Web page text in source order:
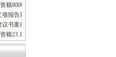
额8000万元
报告案例--投资额1.5亿元
书案例--投资额1亿元
额23.17亿元